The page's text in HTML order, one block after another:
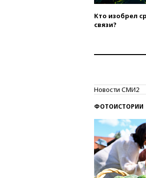
Кто изобрел
связи?
Новости СМИ2
ФОТОИСТОРИИ